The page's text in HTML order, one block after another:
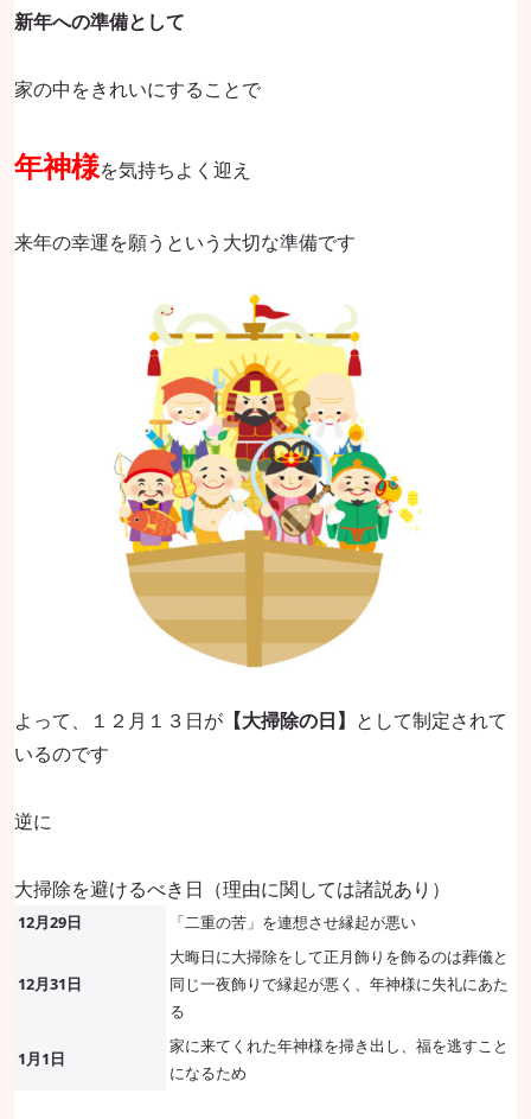
新年への準備として
家の中をきれいにすることで
年神様を気持ちよく迎え
来年の幸運を願うという大切な準備です
よって、１２月１３日が 【大掃除の日】 として制定されて
いるのです
逆に
大掃除を避けるべき日（理由に関しては諸説あり）
12月29日 「二重の苦」を連想させ縁起が悪い
12月31日
大晦日に大掃除をして正月飾りを飾るのは葬儀と
同じ一夜飾りで縁起が悪く、年神様に失礼にあた
る
1月1日
家に来てくれた年神様を掃き出し、福を逃すこと
になるため